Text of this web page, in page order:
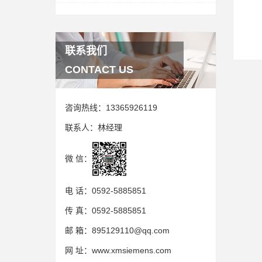
联系我们
CONTACT US
咨询热线： 13365926119
联系人： 林经理
微 信：
电 话： 0592-5885851
传 真： 0592-5885851
邮 箱： 895129110@qq.com
网 址： www.xmsiemens.com